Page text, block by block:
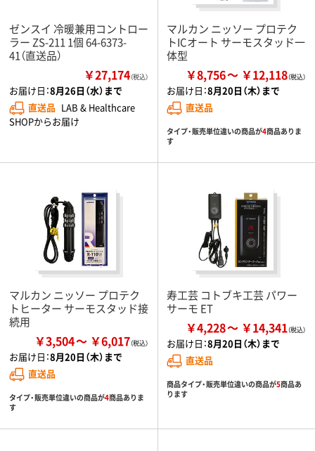
ゼンスイ 冷暖兼用コントロー
ラー ZS-211 1個 64-6373-
41（直送品）
￥27,174（税込）
お届け日：8月26日（水）まで
直送品 LAB & Healthcare
SHOPからお届け
マルカン ニッソー プロテク
トICオート サーモスタッド一
体型
￥8,756 ￥12,118
お届け日：8月20日（木）まで
直送品
タイプ・販売単位違いの商品が4商品ありま
す
マルカン ニッソー プロテク
トヒーター サーモスタッド接
続用
￥3,504 ￥6,017
お届け日：8月20日（木）まで
直送品
タイプ・販売単位違いの商品が4商品ありま
す
寿工芸 コトブキ工芸 パワー
サーモ ET
￥4,228 ￥14,341
お届け日：8月20日（木）まで
直送品
商品タイプ・販売単位違いの商品が5商品あ
ります